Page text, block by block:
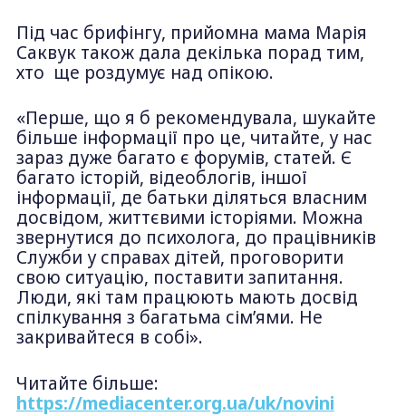
Під час брифінгу, прийомна мама Марія
Саквук також дала декілька порад тим,
хто ще роздумує над опікою.
«Перше, що я б рекомендувала, шукайте
більше інформації про це, читайте, у нас
зараз дуже багато є форумів, статей. Є
багато історій, відеоблогів, іншої
інформації, де батьки діляться власним
досвідом, життєвими історіями. Можна
звернутися до психолога, до працівників
Служби у справах дітей, проговорити
свою ситуацію, поставити запитання.
Люди, які там працюють мають досвід
спілкування з багатьма сім’ями. Не
закривайтеся в собі».
Читайте більше:
https://mediacenter.org.ua/uk/novini